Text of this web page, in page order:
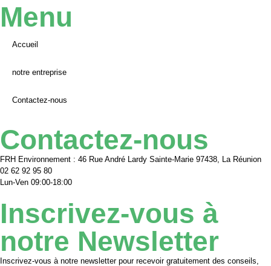
Menu
Accueil
notre entreprise
Contactez-nous
Contactez-nous
FRH Environnement : 46 Rue André Lardy Sainte-Marie 97438, La Réunion
02 62 92 95 80
Lun-Ven 09:00-18:00
Inscrivez-vous à
notre Newsletter
Inscrivez-vous à notre newsletter pour recevoir gratuitement des conseils,